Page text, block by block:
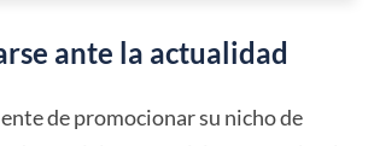
ante la actualidad
de promocionar su nicho de